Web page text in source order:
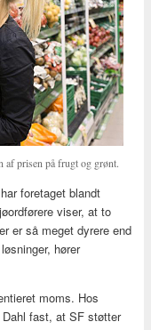
af prisen på frugt og grønt.
foretaget blandt
viser, at to
er så meget dyrere end
hører
moms. Hos
fast, at SF støtter